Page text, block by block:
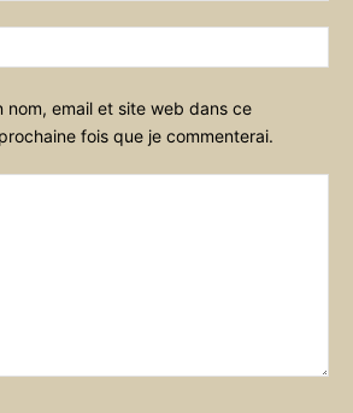
:
nom, email et site web dans ce
fois que je commenterai.